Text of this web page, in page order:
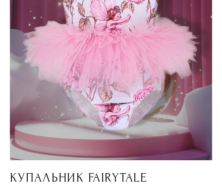
КУПАЛЬНИК FAIRYTALE